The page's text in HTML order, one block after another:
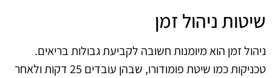
שיטות ניהול זמן
ניהול זמן הוא מיומנות חשובה לקביעת גבולות בריאים.
טכניקות כמו שיטת פומודורו, שבהן עובדים 25 דקות ולאחר